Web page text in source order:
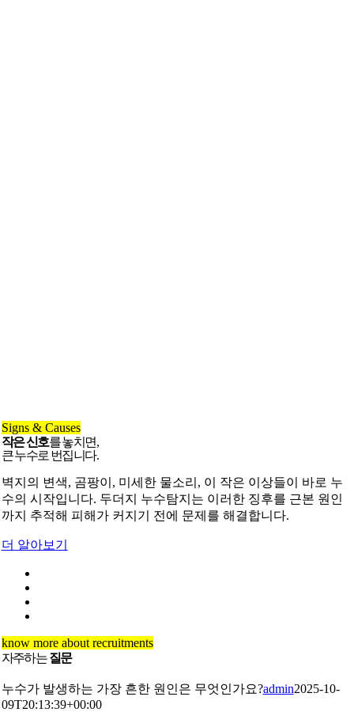
Signs & Causes
작은 신호를 놓치면,
큰 누수로 번집니다.
벽지의 변색, 곰팡이, 미세한 물소리, 이 작은 이상들이 바로 누
수의 시작입니다. 두더지 누수탐지는 이러한 징후를 근본 원인
까지 추적해 피해가 커지기 전에 문제를 해결합니다.
더 알아보기
know more about recruitments
자주하는질문
누수가 발생하는 가장 흔한 원인은 무엇인가요?admin2025-10-
09T20:13:39+00:00